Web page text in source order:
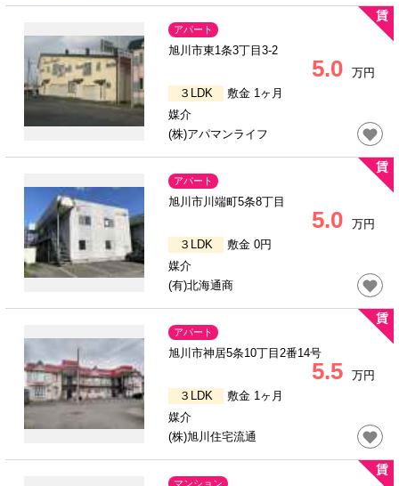
アパート
旭川市東1条3丁目3-2
5.0
万円
３LDK
敷金 1ヶ月
媒介
(株)アパマンライフ
アパート
旭川市川端町5条8丁目
5.0
万円
３LDK
敷金 0円
媒介
(有)北海通商
アパート
旭川市神居5条10丁目2番14号
5.5
万円
３LDK
敷金 1ヶ月
媒介
(株)旭川住宅流通
マンション